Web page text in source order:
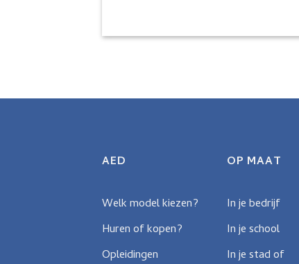
AED
Welk model kiezen?
Huren of kopen?
Opleidingen
OP MAAT
In je bedrijf
In je school
In je stad of